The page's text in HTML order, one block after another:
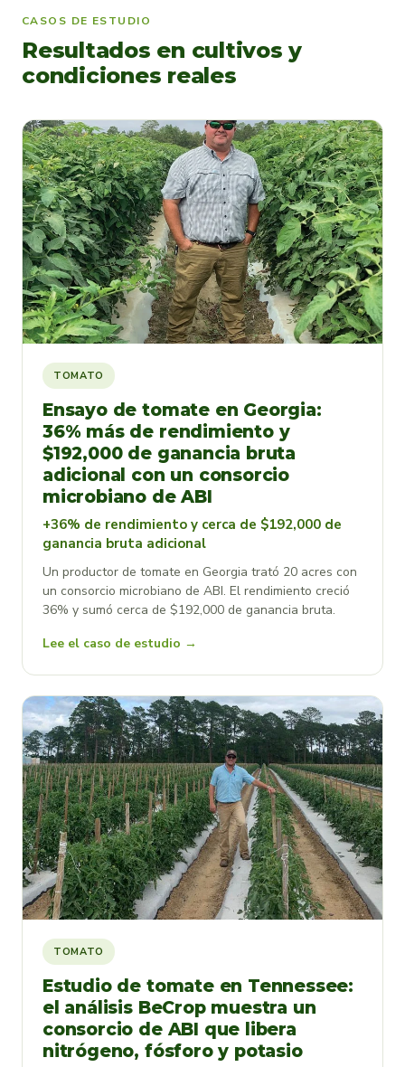
CASOS DE ESTUDIO
Resultados en cultivos y
condiciones reales
TOMATO
Ensayo de tomate en Georgia:
36% más de rendimiento y
$192,000 de ganancia bruta
adicional con un consorcio
microbiano de ABI
+36% de rendimiento y cerca de $192,000 de
ganancia bruta adicional
Un productor de tomate en Georgia trató 20 acres con
un consorcio microbiano de ABI. El rendimiento creció
36% y sumó cerca de $192,000 de ganancia bruta.
Lee el caso de estudio →
TOMATO
Estudio de tomate en Tennessee:
el análisis BeCrop muestra un
consorcio de ABI que libera
nitrógeno, fósforo y potasio